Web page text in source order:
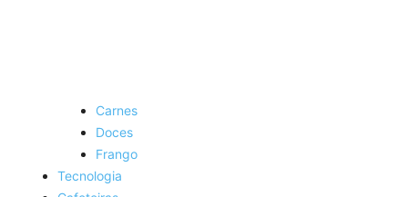
Carnes
Doces
Frango
Tecnologia